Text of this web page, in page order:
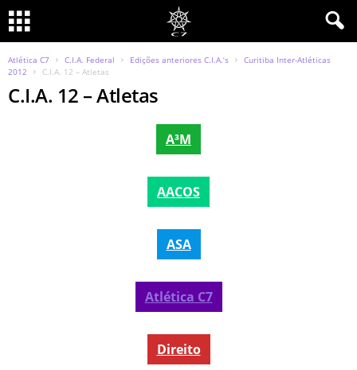
Atlética C7 C.I.A. Federal Edições anteriores C.I.A.’s
Curitiba Inter-Atléticas
2012
C.I.A. 12 – Atletas
C.I.A. 12 – Atletas
A³M
AACOS
ASA
Atlética C7
Direito